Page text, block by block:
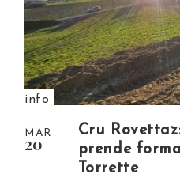
info
MAR
20
Cru
prende
Torrette